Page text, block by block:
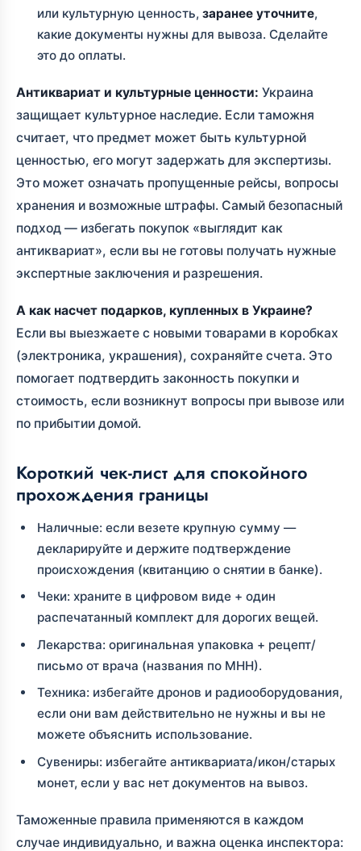
или культурную ценность,заранее уточните,
какие документы нужны для вывоза. Сделайте
это до оплаты.
Антиквариат и культурные ценности: Украина
защищает культурное наследие. Если таможня
считает, что предмет может быть культурной
ценностью, его могут задержать для экспертизы.
Это может означать пропущенные рейсы, вопросы
хранения и возможные штрафы. Самый безопасный
подход — избегать покупок «выглядит как
антиквариат», если вы не готовы получать нужные
экспертные заключения и разрешения.
А как насчет подарков, купленных в Украине?
Если вы выезжаете с новыми товарами в коробках
(электроника, украшения), сохраняйте счета. Это
помогает подтвердить законность покупки и
стоимость, если возникнут вопросы при вывозе или
по прибытии домой.
Короткий чек-лист для спокойного
прохождения границы
Наличные: если везете крупную сумму —
декларируйте и держите подтверждение
происхождения (квитанцию о снятии в банке).
Чеки: храните в цифровом виде + один
распечатанный комплект для дорогих вещей.
Лекарства: оригинальная упаковка + рецепт/
письмо от врача (названия по МНН).
Техника: избегайте дронов и радиооборудования,
если они вам действительно не нужны и вы не
можете объяснить использование.
Сувениры: избегайте антиквариата/икон/старых
монет, если у вас нет документов на вывоз.
Таможенные правила применяются в каждом
случае индивидуально, и важна оценка инспектора: